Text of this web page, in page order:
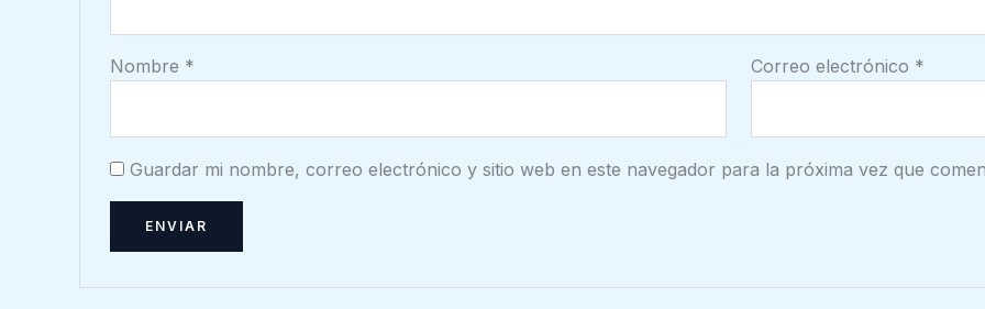
Nombre * Correo electrónico *
Guardar mi nombre, correo electrónico y sitio web en este navegador para la próxima vez que